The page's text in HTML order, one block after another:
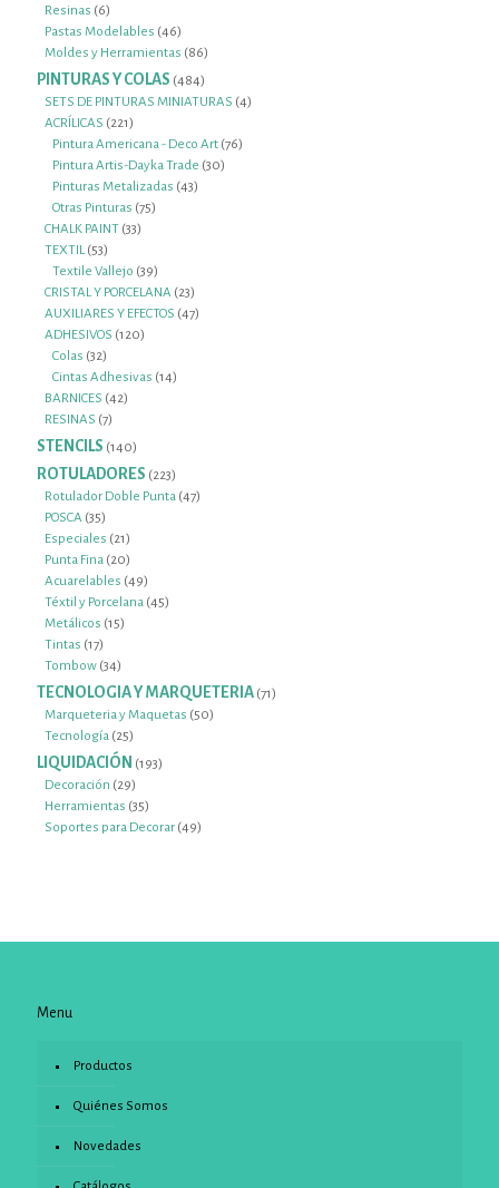
Resinas 66
productos
Pastas Modelables 4646
productos
Moldes y Herramientas 8686
PINTURAS Y COLAS 484484
productos
SETS DE PINTURAS MINIATURAS 44
ACRÍLICAS 221221
productos
Pintura Americana - Deco Art 7676
Pintura Artis-Dayka Trade 3030
Pinturas Metalizadas 4343
Otras Pinturas 7575
CHALK PAINT 3333
TEXTIL 5353
productos
Textile Vallejo 3939
productos
CRISTAL Y PORCELANA 2323
productos
AUXILIARES Y EFECTOS 4747
ADHESIVOS 120120
Colas 3232
productos
Cintas Adhesivas 1414
BARNICES 4242
RESINAS 77
productos
STENCILS 140140
productos
ROTULADORES 223223
productos
Rotulador Doble Punta 4747
POSCA 3535
productos
Especiales 2121
productos
Punta Fina 2020
productos
Acuarelables 4949
productos
Téxtil y Porcelana 4545
Metálicos 1515
Tintas 1717
productos
Tombow 3434
productos
TECNOLOGIA Y MARQUETERIA 7171
Marqueteria y Maquetas 5050
Tecnología 2525
productos
LIQUIDACIÓN 193193
Decoración 2929
productos
Herramientas 3535
productos
Soportes para Decorar 4949
Menu
Productos
Quiénes Somos
Novedades